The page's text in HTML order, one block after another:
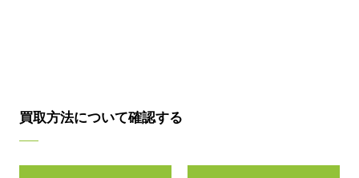
買取方法について確認する